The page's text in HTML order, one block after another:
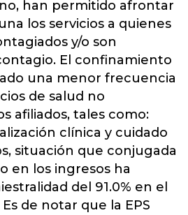
han permitido afrontar
los servicios a quienes
y/o son
El confinamiento
una menor frecuencia
de salud no
afiliados, tales como:
clínica y cuidado
situación que conjugada
en los ingresos ha
del 91.0% en el
de notar que la EPS